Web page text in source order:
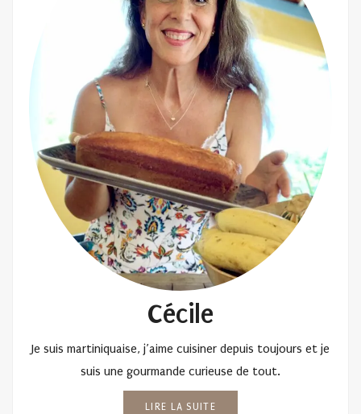
Cécile
Je suis martiniquaise, j’aime cuisiner depuis toujours et je
suis une gourmande curieuse de tout.
LIRE LA SUITE